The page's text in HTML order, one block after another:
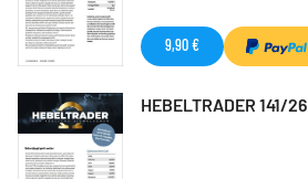
9,90 €
HEBELTRADER 141/26